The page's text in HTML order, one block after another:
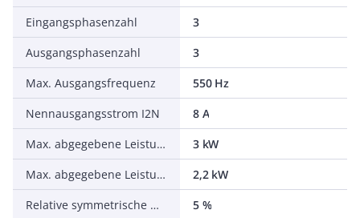
Eingangsphasenzahl
3
Ausgangsphasenzahl
3
Max. Ausgangsfrequenz
550 Hz
Nennausgangsstrom I2N
8 A
Max. abgegebene Leistung bei quadrat. Belastung bei Bemessungsausgangsspannung
3 kW
Max. abgegebene Leistung bei linearer Belastung bei Bemessungsausgangsspannung
2,2 kW
Relative symmetrische Netzfrequenztoleranz
5 %